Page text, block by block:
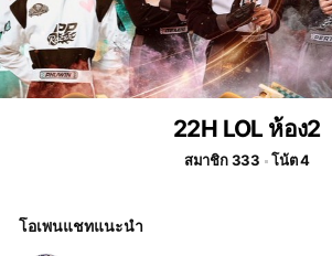
22H LOL ห้อง2
สมาชิก 333 โน้ต 4
โอเพนแชทแนะนำ